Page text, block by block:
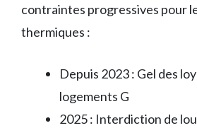
contraintes progressives pour
thermiques :
Depuis 2023 : Gel des
logements G
2025 : Interdiction de